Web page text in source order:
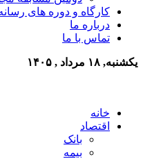
کارگاه و دوره های
درباره ما
تماس با ما
یکشنبه, ۱۸ مرداد , ۱۴۰۵
خانه
اقتصاد
بانک
بیمه